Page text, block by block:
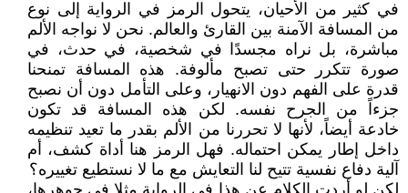
في كثير من الأحيان، يتحول الرمز في الرواية إلى نوع
من المسافة الآمنة بين القارئ والعالم. نحن لا نواجه الألم
مباشرة، بل نراه مجسدًا في شخصية، في حدث، في
صورة تتكرر حتى تصبح مألوفة. هذه المسافة تمنحنا
قدرة على الفهم دون الانهيار، وعلى التأمل دون أن نصبح
جزءاً من الجرح نفسه. لكن هذه المسافة قد تكون
خادعة أيضاً، لأنها لا تحررنا من الألم بقدر ما تعيد تنظيمه
داخل إطار يمكن احتماله. فهل الرمز هنا أداة كشف، أم
آلية دفاع نفسية تتيح لنا التعايش مع ما لا نستطيع تغييره؟